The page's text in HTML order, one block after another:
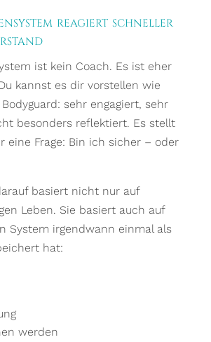
reagiert schneller
ist kein Coach. Es ist eher
kannst es dir vorstellen wie
sehr engagiert, sehr
besonders reflektiert. Es stellt
eine Frage: Bin ich sicher – oder
basiert nicht nur auf
Leben. Sie basiert auch auf
System irgendwann einmal als
hat:
werden